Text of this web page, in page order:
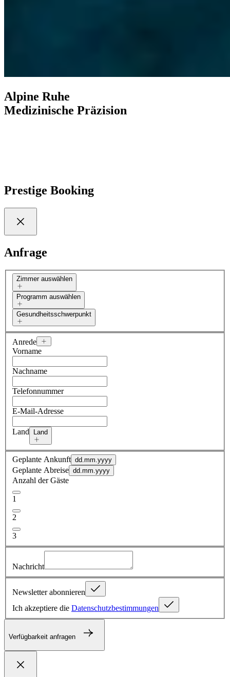
Alpine Ruhe
Medizinische Präzision
Prestige Booking
Anfrage
Zimmer auswählen
Programm auswählen
Gesundheitsschwerpunkt
Anrede
Vorname
Nachname
Telefonnummer
E-Mail-Adresse
Land Land
Geplante Ankunft dd.mm.yyyy
Geplante Abreise dd.mm.yyyy
Anzahl der Gäste
1
2
3
Nachricht
Newsletter abonnieren
Ich akzeptiere die Datenschutzbestimmungen
Verfügbarkeit anfragen